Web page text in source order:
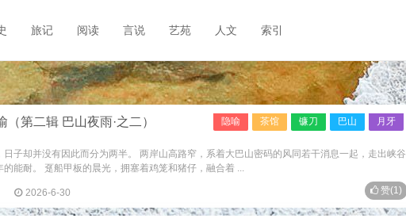
旅记 阅读 言说 艺苑 人文 索引
隐喻 茶馆 镰刀 巴山 月牙
第二辑 巴山夜雨·之二）
子却并没有因此而分为两半。 两岸山高路窄，系着大巴山密码的风同若干消息一起，走出峡谷
能耐。 趸船甲板的晨光，拥塞着鸡笼和猪仔，融合着 ...
2026-6-30 赞(1)